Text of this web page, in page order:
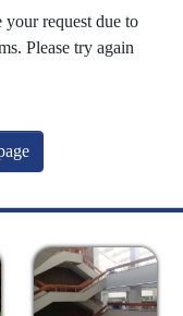
request due to
Please try again